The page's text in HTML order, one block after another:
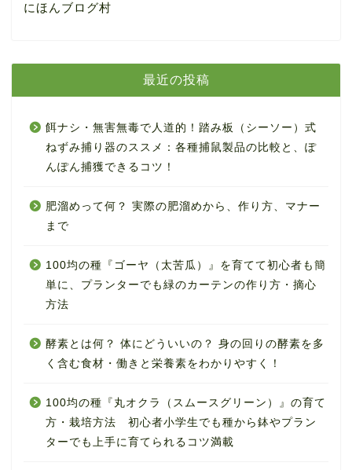
にほんブログ村
最近の投稿
餌ナシ・無害無毒で人道的！踏み板（シーソー）式
ねずみ捕り器のススメ：各種捕鼠製品の比較と、ぽ
んぽん捕獲できるコツ！
肥溜めって何？ 実際の肥溜めから、作り方、マナー
まで
100均の種『ゴーヤ（太苦瓜）』を育てて初心者も簡
単に、プランターでも緑のカーテンの作り方・摘心
方法
酵素とは何？ 体にどういいの？ 身の回りの酵素を多
く含む食材・働きと栄養素をわかりやすく！
100均の種『丸オクラ（スムースグリーン）』の育て
方・栽培方法 初心者小学生でも種から鉢やプラン
ターでも上手に育てられるコツ満載